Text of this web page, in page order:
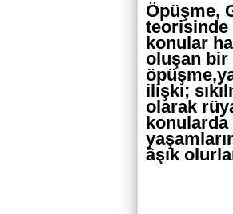
Öpüşme,
teorisinde
konular
oluşan bir
ilişki;
olarak
konularda
âşık